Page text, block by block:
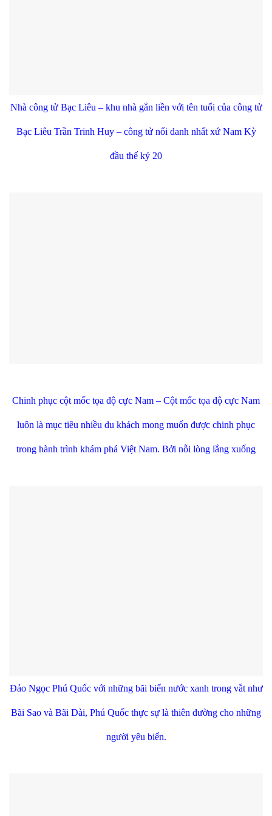
Nhà công tử Bạc Liêu – khu nhà gắn liền với tên tuổi của công tử
Bạc Liêu Trần Trinh Huy – công tử nổi danh nhất xứ Nam Kỳ
đầu thế kỷ 20
Chinh phục cột mốc tọa độ cực Nam – Cột mốc tọa độ cực Nam
luôn là mục tiêu nhiều du khách mong muốn được chinh phục
trong hành trình khám phá Việt Nam. Bởi nỗi lòng lắng xuống
Đảo Ngọc Phú Quốc với những bãi biển nước xanh trong vắt như
Bãi Sao và Bãi Dài, Phú Quốc thực sự là thiên đường cho những
người yêu biển.